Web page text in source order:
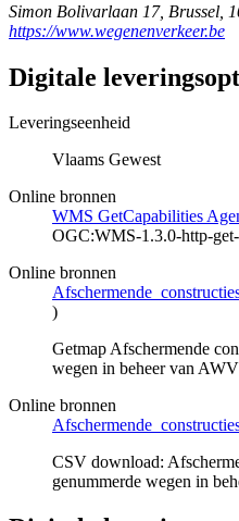
Simon Bolivarlaan 17, Brussel
https://www.wegenenverkeer.be
Digitale
Leveringseenheid
Vlaams Gewest
Online bronnen
WMS GetCapabilities
OGC:WMS-1.3.0-http-
Online bronnen
)
Getmap Afschermende
wegen in beheer van AWV
Online bronnen
CSV download:
genummerde wegen in